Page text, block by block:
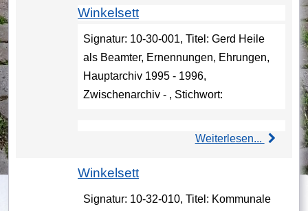
Winkelsett
Signatur: 10-30-001, Titel: Gerd Heile
als Beamter, Ernennungen, Ehrungen,
Hauptarchiv 1995 - 1996,
Zwischenarchiv - , Stichwort:
Weiterlesen...
Winkelsett
Signatur: 10-32-010, Titel: Kommunale